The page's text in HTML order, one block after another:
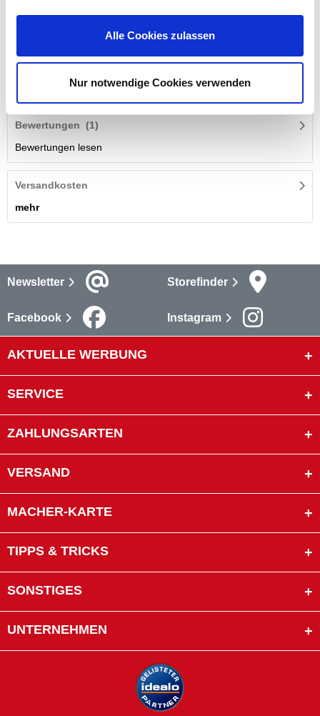
Alle Cookies zulassen
Nur notwendige Cookies verwenden
Beschreibung
Das GARDENA Übergangsschlauchstück mit ¾"
Aussengewinde ist ein praktisches Zubehör für deinen Garten.
Bewertungen (1)
Bewertungen lesen
Versandkosten
mehr
Newsletter Storefinder
Facebook Instagram
AKTUELLE WERBUNG
SERVICE
ZAHLUNGSARTEN
VERSAND
MACHER-KARTE
TIPPS & TRICKS
SONSTIGES
UNTERNEHMEN